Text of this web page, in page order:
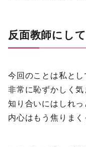
反面教師にし
今回のことは私とし
非常に恥ずかしく気
知り合いにはしれ
内心はもう焦りまく